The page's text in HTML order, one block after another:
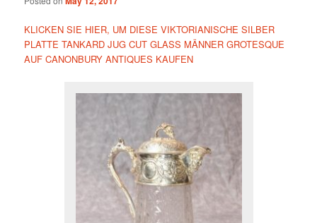
KLICKEN SIE HIER, UM DIESE VIKTORIANISCHE SILBER
PLATTE TANKARD JUG CUT GLASS MÄNNER GROTESQUE
AUF CANONBURY ANTIQUES KAUFEN